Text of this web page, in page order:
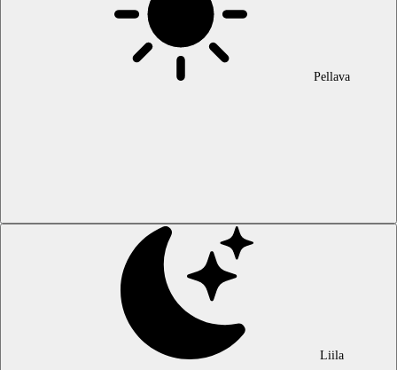
Pellava
Liila